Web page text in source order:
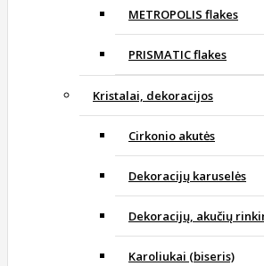
METROPOLIS flakes
PRISMATIC flakes
Kristalai, dekoracijos
Cirkonio akutės
Dekoracijų karuselės
Dekoracijų, akučių
Karoliukai (biseris)